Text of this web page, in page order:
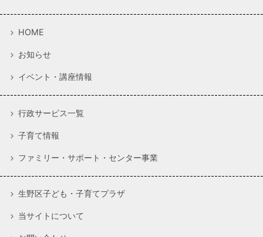
HOME
お知らせ
イベント・講座情報
行政サービス一覧
子育て情報
ファミリー・サポート・センター事業
生野区子ども・子育てプラザ
当サイトについて